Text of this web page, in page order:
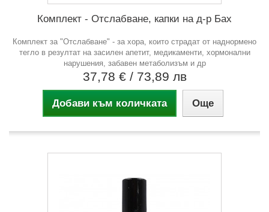
Комплект - Отслабване, капки на д-р Бах
Комплект за "Отслабване" - за хора, които страдат от наднормено
тегло в резултат на засилен апетит, медикаменти, хормонални
нарушения, забавен метаболизъм и др
37,78 € / 73,89 лв
Добави към количката Още